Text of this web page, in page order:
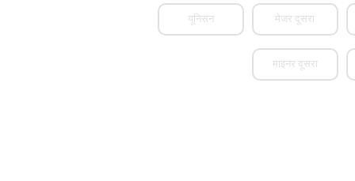
यूनिसन
माइनर दूसरा
मेजर दूसरा